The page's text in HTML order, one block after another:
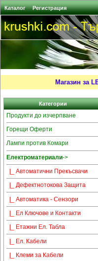
Каталог Регистрация
Магазин за
Категории
Продукти до изчерпване
Горещи Оферти
Лампи против Комари
Електроматериали->
|_ Автоматични Прекъсвачи
|_ Дефектнотокова Защита
|_ Автоматика - Сензори
|_ Ел Ключове и Контакти
|_ Етажни Ел. Табла
|_ Ел. Кабели
|_ Клеми за Кабели